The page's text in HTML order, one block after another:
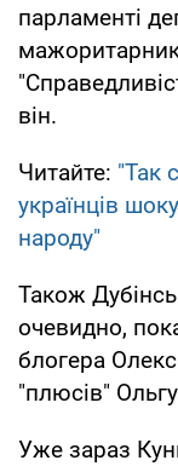
парламенті
він.
Читайте: "Так
українців
народу"
Також
очевидно,
блогера
"плюсів"
Уже зараз